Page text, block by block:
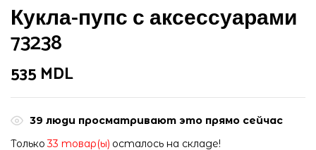
Кукла-пупс с аксессуарами
73238
535 MDL
39 люди просматривают это прямо сейчас
Только 33 товар(ы) осталось на складе!